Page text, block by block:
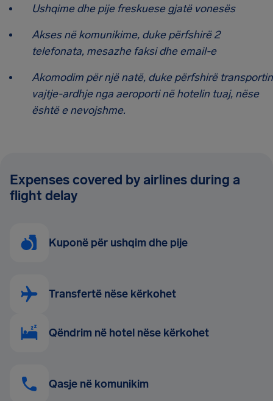
Ushqime dhe pije freskuese gjatë vonesës
Akses në komunikime, duke përfshirë 2
telefonata, mesazhe faksi dhe email-e
Akomodim për një natë, duke përfshirë transportin
vajtje-ardhje nga aeroporti në hotelin tuaj, nëse
është e nevojshme.
Expenses covered by airlines during a
flight delay
Kuponë për ushqim dhe pije
Transfertë nëse kërkohet
Qëndrim në hotel nëse kërkohet
Qasje në komunikim